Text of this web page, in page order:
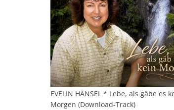
EVELIN HÄNSEL * Lebe, als gäbe es
Morgen (Download-Track)